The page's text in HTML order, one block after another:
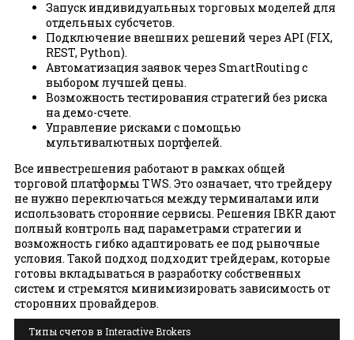
Запуск индивидуальных торговых моделей для
отдельных субсчетов.
Подключение внешних решений через API (FIX,
REST, Python).
Автоматизация заявок через SmartRouting с
выбором лучшей цены.
Возможность тестирования стратегий без риска
на демо-счете.
Управление рисками с помощью
мультивалютных портфелей.
Все инвестрешения работают в рамках общей
торговой платформы TWS. Это означает, что трейдеру
не нужно переключаться между терминалами или
использовать сторонние сервисы. Решения IBKR дают
полный контроль над параметрами стратегии и
возможность гибко адаптировать ее под рыночные
условия. Такой подход подходит трейдерам, которые
готовы вкладываться в разработку собственных
систем и стремятся минимизировать зависимость от
сторонних провайдеров.
Типы счетов в Interactive Brokers